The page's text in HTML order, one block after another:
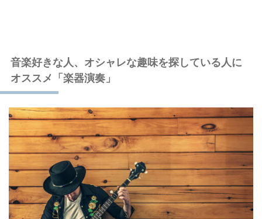
音楽好きな人、オシャレな趣味を探している人に
オススメ「楽器演奏」